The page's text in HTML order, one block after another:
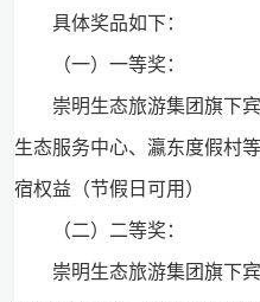
具体奖品如下：
（一）一等奖：
崇明生态旅游集团旗下宾
生态服务中心、瀛东度假村
宿权益（节假日可用）
（二）二等奖：
崇明生态旅游集团旗下宾